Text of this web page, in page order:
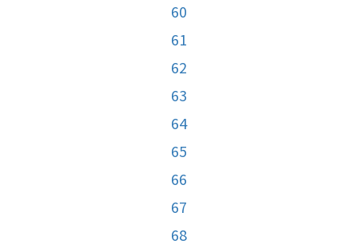
60
61
62
63
64
65
66
67
68